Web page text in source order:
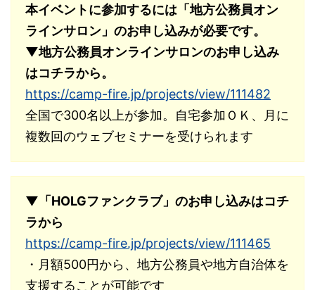
本イベントに参加するには「地方公務員オン
ラインサロン」のお申し込みが必要です。
▼地方公務員オンラインサロンのお申し込み
はコチラから。
https://camp-fire.jp/projects/view/111482
全国で300名以上が参加。自宅参加ＯＫ、月に
複数回のウェブセミナーを受けられます
▼「HOLGファンクラブ」のお申し込みはコチ
ラから
https://camp-fire.jp/projects/view/111465
・月額500円から、地方公務員や地方自治体を
支援することが可能です